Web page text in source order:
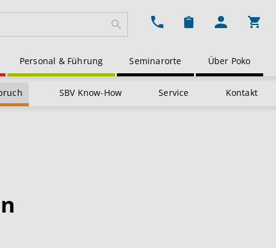
Personal & Führung Seminarorte Über Poko
SBV Know-How Service Kontakt